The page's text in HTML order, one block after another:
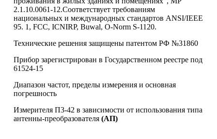
2.1.10.0061-12.Соответствует требованиям
национальных и международных стандартов ANSI/IEEE
95. 1, FCC, ICNIRP, Buwal, O-Norm S-1120.
Технические решения защищены патентом РФ №31860
Прибор зарегистрирован в Государственном реестре под
61524-15
Диапазон частот, пределы измерения и основная
погрешность
Измерителя П3-42 в зависимости от использования типа
антенны-преобразователя (АП)